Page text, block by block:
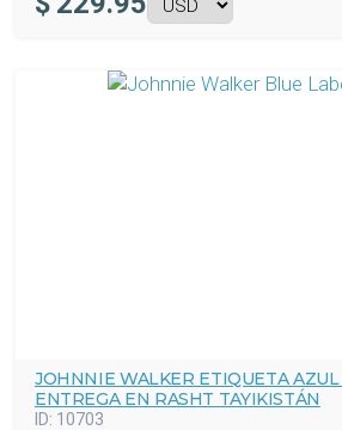
JOHNNIE WALKER ETIQUETA AZUL
ENTREGA EN RASHT TAYIKISTÁN
ID: 10703